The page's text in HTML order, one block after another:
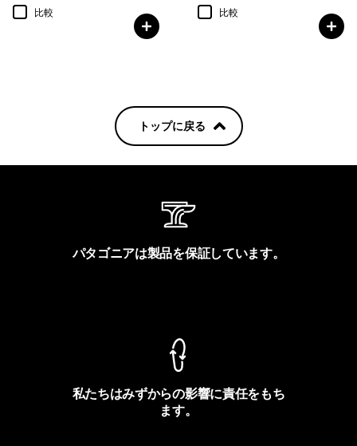
比較
比較
トップに戻る
パタゴニアは製品を保証しています。
私たちはみずからの影響に責任をもち
ます。